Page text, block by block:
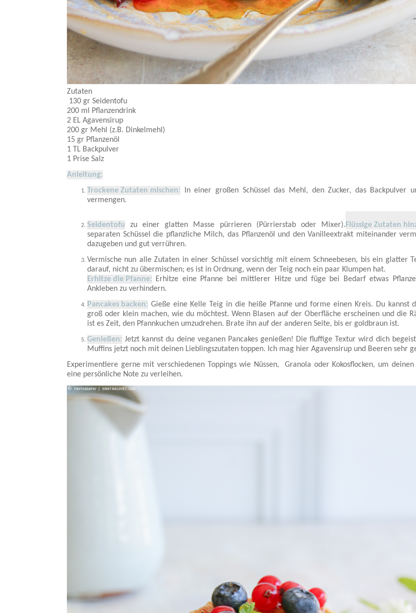
Zutaten
130 gr Seidentofu
200 ml Pflanzendrink
2 EL Agavensirup
200 gr Mehl (z.B. Dinkelmehl)
15 gr Pflanzenöl
1 TL Backpulver
1 Prise Salz
Anleitung:
Trockene Zutaten mischen: In einer großen Schüssel das Mehl, den Zucker, das Backpulver
vermengen.
Seidentofu zu einer glatten Masse pürrieren (Pürrierstab oder Mixer). Flüssige Zutaten
separaten Schüssel die pflanzliche Milch, das Pflanzenöl und den Vanilleextrakt miteinander
dazugeben und gut verrühren.
Vermische nun alle Zutaten in einer Schüssel vorsichtig mit einem Schneebesen, bis ein glatter
darauf, nicht zu übermischen; es ist in Ordnung, wenn der Teig noch ein paar Klumpen hat.
Erhitze die Pfanne: Erhitze eine Pfanne bei mittlerer Hitze und füge bei Bedarf etwas
Ankleben zu verhindern.
Pancakes backen: Gieße eine Kelle Teig in die heiße Pfanne und forme einen Kreis. Du kannst
groß oder klein machen, wie du möchtest. Wenn Blasen auf der Oberfläche erscheinen und die
ist es Zeit, den Pfannkuchen umzudrehen. Brate ihn auf der anderen Seite, bis er goldbraun ist.
Genießen: Jetzt kannst du deine veganen Pancakes genießen! Die fluffige Textur wird dich
Muffins jetzt noch mit deinen Lieblingszutaten toppen. Ich mag hier Agavensirup und Beeren sehr
Experimentiere gerne mit verschiedenen Toppings wie Nüssen, Granola oder Kokosflocken, um deinen
eine persönliche Note zu verleihen.